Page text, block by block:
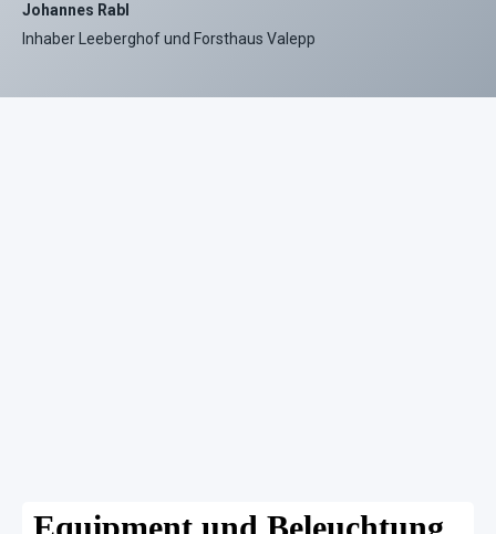
Johannes Rabl
Inhaber Leeberghof und Forsthaus Valepp